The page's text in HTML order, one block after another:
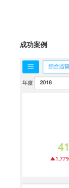
成功案例